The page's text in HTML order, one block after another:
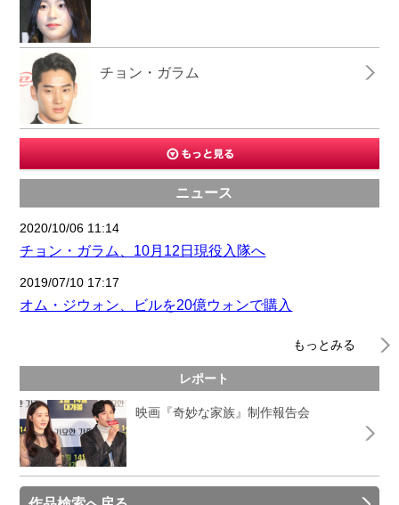
チョン・ガラム
ニュース
2020/10/06 11:14
チョン・ガラム、10月12日現役入隊へ
2019/07/10 17:17
オム・ジウォン、ビルを20億ウォンで購入
もっとみる
レポート
映画『奇妙な家族』制作報告会